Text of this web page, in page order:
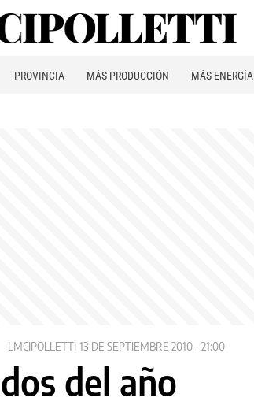
PROVINCIA MÁS PRODUCCIÓN MÁS ENERGÍA
LMCIPOLLETTI 13 DE SEPTIEMBRE 2010 - 21:00
del año